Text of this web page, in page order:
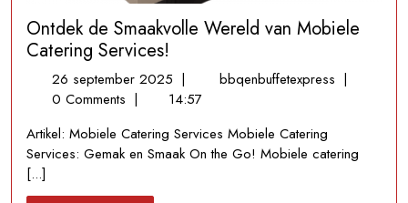
Ontdek de Smaakvolle Wereld van Mobiele
Catering Services!
26 september 2025 26
september
| bbqenbuffetexpress Ontdek
van
|
0 Comments |
14:57
Artikel: Mobiele Catering Services Mobiele Catering
Services: Gemak en Smaak On the Go! Mobiele catering
[...]